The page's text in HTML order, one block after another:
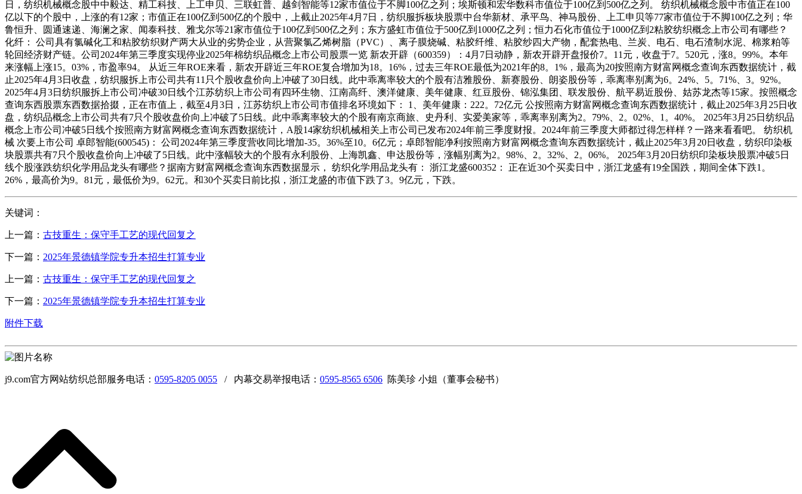
日，纺织机械概念股中中毅达、精工科技、上工申贝、三联虹普、越剑智能等12家市值位于不脚100亿之列；埃斯顿和宏华数科市值位于100亿到500亿之列。 纺织机械概念股中市值正在100
亿以下的个股中，上涨的有12家；市值正在100亿到500亿的个股中，上截止2025年4月7日，纺织服拆板块股票中台华新材、承平鸟、神马股份、上工申贝等77家市值位于不脚100亿之列；华
鲁恒升、圆通速递、海澜之家、闻泰科技、雅戈尔等21家市值位于100亿到500亿之列；东方盛虹市值位于500亿到1000亿之列；恒力石化市值位于1000亿到2粘胶纺织概念上市公司有哪些？
化纤： 公司具有氯碱化工和粘胶纺织财产两大从业的劣势企业，从营聚氯乙烯树脂（PVC）、离子膜烧碱、粘胶纤维、粘胶纱四大产物，配套热电、兰炭、电石、电石渣制水泥、棉浆粕等
轮回经济财产链。公司2024年第三季度实现停业2025年棉纺织品概念上市公司股票一览 新农开辟（600359）：4月7日动静，新农开辟开盘报价7。11元，收盘于7。520元，涨8。99%。本年
来涨幅上涨15。03%，市盈率94。 从近三年ROE来看，新农开辟近三年ROE复合增加为18。16%，过去三年ROE最低为2021年的8。1%，最高为20按照南方财富网概念查询东西数据统计，截
止2025年4月3日收盘，纺织服拆上市公司共有11只个股收盘价向上冲破了30日线。此中乖离率较大的个股有洁雅股份、新赛股份、朗姿股份等，乖离率别离为6。24%、5。71%、3。92%。
2025年4月3日纺织服拆上市公司冲破30日线个江苏纺织上市公司有四环生物、江南高纤、澳洋健康、美年健康、红豆股份、锦泓集团、联发股份、航平易近股份、姑苏龙杰等15家。按照概念
查询东西股票东西数据拾掇，正在市值上，截至4月3日，江苏纺织上市公司市值排名环境如下： 1、美年健康：222。72亿元 公按照南方财富网概念查询东西数据统计，截止2025年3月25日收
盘，纺织品概念上市公司共有7只个股收盘价向上冲破了5日线。此中乖离率较大的个股有南京商旅、史丹利、实爱美家等，乖离率别离为2。79%、2。02%、1。40%。 2025年3月25日纺织品
概念上市公司冲破5日线个按照南方财富网概念查询东西数据统计，A股14家纺织机械相关上市公司已发布2024年前三季度财报。2024年前三季度大师都过得怎样样？一路来看看吧。 纺织机
械 次要上市公司 卓郎智能(600545)： 公司2024年第三季度营收同比增加-35。36%至10。6亿元；卓郎智能净利按照南方财富网概念查询东西数据统计，截止2025年3月20日收盘，纺织印染板
块股票共有7只个股收盘价向上冲破了5日线。此中涨幅较大的个股有永利股份、上海凯鑫、申达股份等，涨幅别离为2。98%、2。32%、2。06%。 2025年3月20日纺织印染板块股票冲破5日
线个股涨跌纺织化学用品龙头有哪些？据南方财富网概念查询东西数据显示， 纺织化学用品龙头有： 浙江龙盛600352： 正在近30个买卖日中，浙江龙盛有19全国跌，期间全体下跌1。
26%，最高价为9。81元，最低价为9。62元。和30个买卖日前比拟，浙江龙盛的市值下跌了3。9亿元，下跌。
关键词：
上一篇： 古技重生：保守手工艺的现代回复之
下一篇： 2025年景德镇学院专升本招生打算专业
上一篇： 古技重生：保守手工艺的现代回复之
下一篇： 2025年景德镇学院专升本招生打算专业
附件下载
j9.com官方网站纺织总部服务电话： 0595-8205 0055 / 内幕交易举报电话： 0595-8565 6506 陈美珍 小姐（董事会秘书）